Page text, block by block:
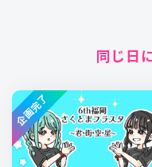
同じ日
企画完了